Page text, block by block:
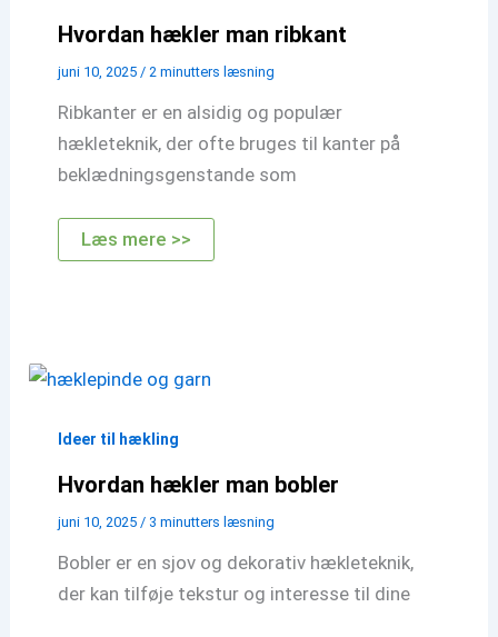
Hvordan hækler man ribkant
juni 10, 2025 / 2 minutters læsning
Ribkanter er en alsidig og populær
hækleteknik, der ofte bruges til kanter på
beklædningsgenstande som
Hvordan
hækler
Læs mere >>
Ideer til hækling
Hvordan hækler man bobler
juni 10, 2025 / 3 minutters læsning
Bobler er en sjov og dekorativ hækleteknik,
der kan tilføje tekstur og interesse til dine